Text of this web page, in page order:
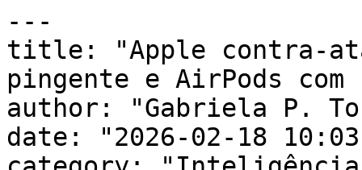
---
title: "Apple contra-
pingente e AirPods com
author: "Gabriela P.
date: "2026-02-18